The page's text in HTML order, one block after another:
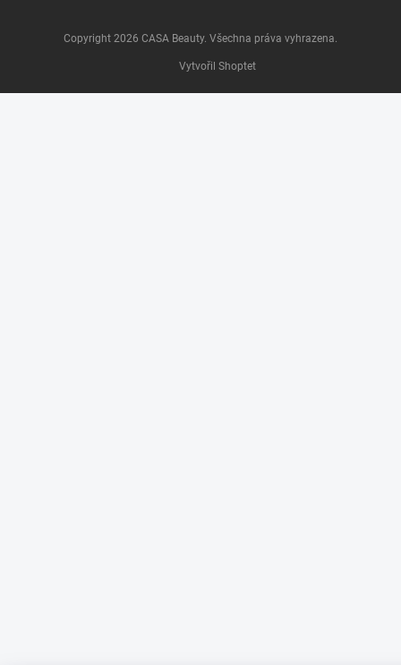
Vytvořil Shoptet
Copyright 2026 CASA Beauty. Všechna práva vyhrazena.